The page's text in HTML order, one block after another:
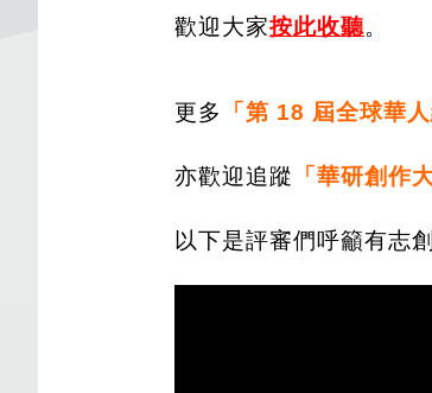
歡迎大家按此收聽。
更多 「第 18 屆全球華
亦歡迎追蹤 「華研創作
以下是評審們呼籲有志